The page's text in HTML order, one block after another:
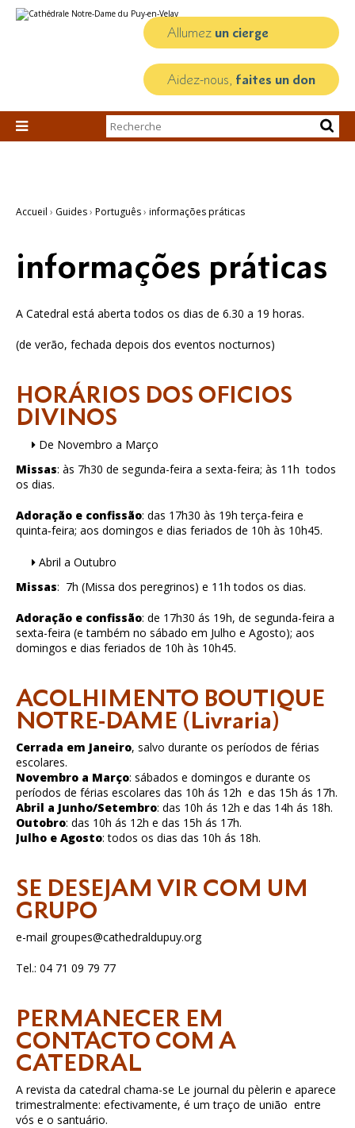
au
personnels
Allumez un cierge
Aidez-nous, faites un don

Chercher par
Recherche
Accueil › Guides› Português› informações práticas
informações práticas
A Catedral está aberta todos os dias de 6.30 a 19 horas.
(de verão, fechada depois dos eventos nocturnos)
HORÁRIOS DOS OFICIOS
DIVINOS
De Novembro a Março
Missas: às 7h30 de segunda-feira a sexta-feira; às 11h todos
os dias.
Adoração e confissão: das 17h30 às 19h terça-feira e
quinta‐feira; aos domingos e dias feriados de 10h às 10h45.
Abril a Outubro
Missas: 7h (Missa dos peregrinos) e 11h todos os dias.
Adoração e confissão: de 17h30 ás 19h, de segunda-feira a
sexta-feira (e também no sábado em Julho e Agosto); aos
domingos e dias feriados de 10h às 10h45.
ACOLHIMENTO BOUTIQUE
NOTRE-DAME (Livraria)
Cerrada em Janeiro, salvo durante os períodos de férias
escolares.
Novembro a Março: sábados e domingos e durante os
períodos de férias escolares das 10h ás 12h e das 15h ás 17h.
Abril a Junho/Setembro: das 10h ás 12h e das 14h ás 18h.
Outobro: das 10h ás 12h e das 15h ás 17h.
Julho e Agosto: todos os dias das 10h ás 18h.
SE DESEJAM VIR COM UM
GRUPO
e-mail groupes@cathedraldupuy.org
Tel.: 04 71 09 79 77
PERMANECER EM
CONTACTO COM A
CATEDRAL
A revista da catedral chama-se Le journal du pèlerin e aparece
trimestralmente: efectivamente, é um traço de união entre
vós e o santuário.